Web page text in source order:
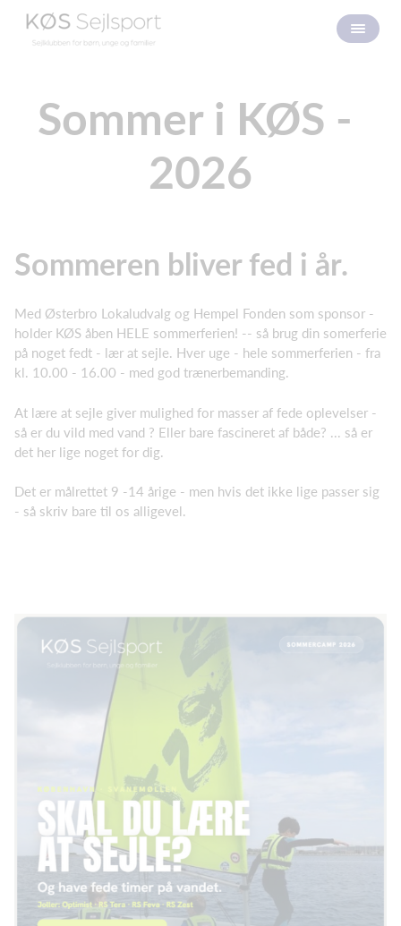
Sommer i KØS -
2026
Sommeren bliver fed i år.
Med Østerbro Lokaludvalg og Hempel Fonden som sponsor -
holder KØS åben HELE sommerferien! -- så brug din somerferie
på noget fedt - lær at sejle. Hver uge - hele sommerferien - fra
kl. 10.00 - 16.00 - med god trænerbemanding.
At lære at sejle giver mulighed for masser af fede oplevelser -
så er du vild med vand ? Eller bare fascineret af både? ... så er
det her lige noget for dig.
Det er målrettet 9 -14 årige - men hvis det ikke lige passer sig
- så skriv bare til os alligevel.